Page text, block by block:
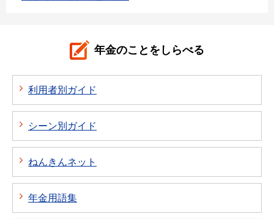
年金のことをしらべる
利用者別ガイド
シーン別ガイド
ねんきんネット
年金用語集